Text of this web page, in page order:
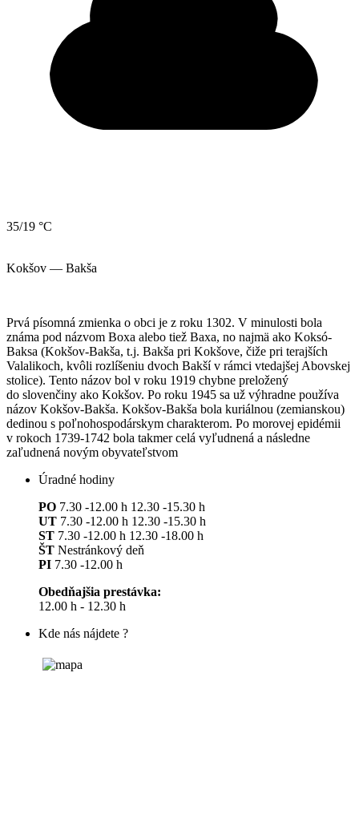
35/19 °C
Kokšov — Bakša
Prvá písomná zmienka o obci je z roku 1302. V minulosti bola
známa pod názvom Boxa alebo tiež Baxa, no najmä ako Koksó-
Baksa (Kokšov-Bakša, t.j. Bakša pri Kokšove, čiže pri terajších
Valalikoch, kvôli rozlíšeniu dvoch Bakší v rámci vtedajšej Abovskej
stolice). Tento názov bol v roku 1919 chybne preložený
do slovenčiny ako Kokšov. Po roku 1945 sa už výhradne používa
názov Kokšov-Bakša. Kokšov-Bakša bola kuriálnou (zemianskou)
dedinou s poľnohospodárskym charakterom. Po morovej epidémii
v rokoch 1739-1742 bola takmer celá vyľudnená a následne
zaľudnená novým obyvateľstvom
Úradné hodiny
PO 7.30 -12.00 h 12.30 -15.30 h
UT 7.30 -12.00 h 12.30 -15.30 h
ST 7.30 -12.00 h 12.30 -18.00 h
ŠT Nestránkový deň
PI 7.30 -12.00 h
Obedňajšia prestávka:
12.00 h - 12.30 h
Kde nás nájdete ?